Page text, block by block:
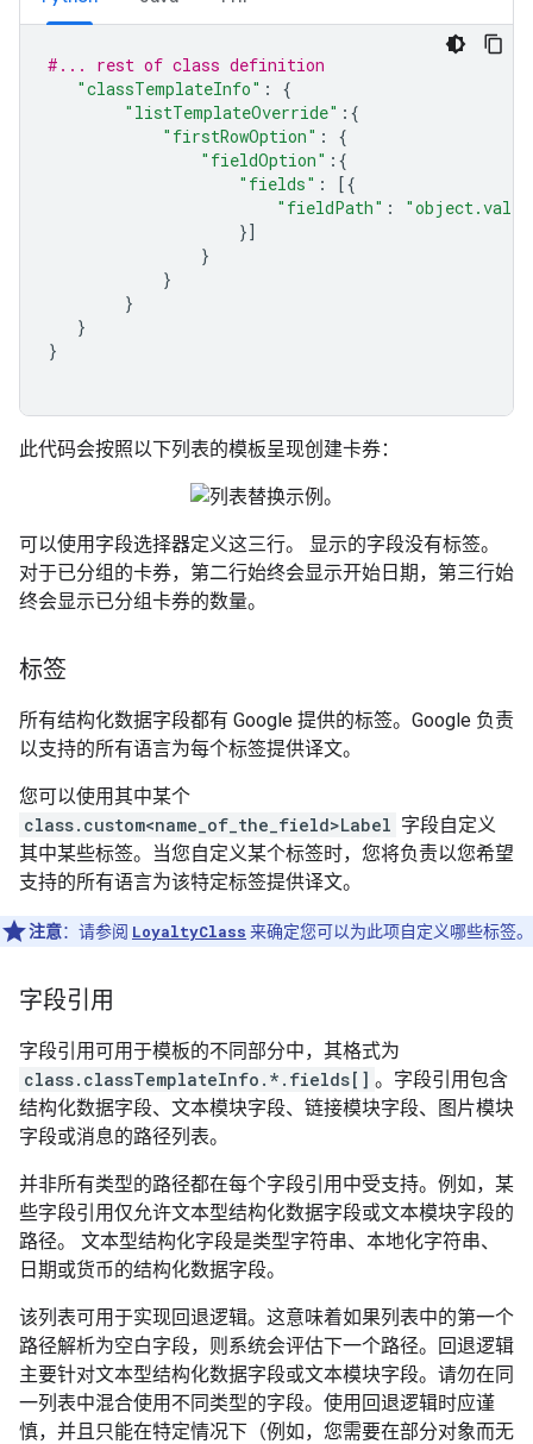
#... rest of class definition
"classTemplateInfo" :
{
"listTemplateOverride" :{
"firstRowOption" :
{
"fieldOption" :{
"fields" :
[{
"fieldPath" :
}]
}
}
}
}
}
此代码会按照以下列表的模板呈现创建卡券：
可以使用字段选择器定义这三行。 显示的字段没有标签。
对于已分组的卡券，第二行始终会显示开始日期，第三行始
终会显示已分组卡券的数量。
标签
所有结构化数据字段都有 Google 提供的标签。Google 负责
以支持的所有语言为每个标签提供译文。
您可以使用其中某个
class.custom<name_of_the_field>Label 字段自定义
其中某些标签。当您自定义某个标签时，您将负责以您希望
支持的所有语言为该特定标签提供译文。
注意：请参阅 LoyaltyClass 来确定您可以为此项自定义哪些标签。
字段引用
字段引用可用于模板的不同部分中，其格式为
class.classTemplateInfo.*.fields[] 。字段引用包含
结构化数据字段、文本模块字段、链接模块字段、图片模块
字段或消息的路径列表。
并非所有类型的路径都在每个字段引用中受支持。例如，某
些字段引用仅允许文本型结构化数据字段或文本模块字段的
路径。 文本型结构化字段是类型字符串、本地化字符串、
日期或货币的结构化数据字段。
该列表可用于实现回退逻辑。这意味着如果列表中的第一个
路径解析为空白字段，则系统会评估下一个路径。回退逻辑
主要针对文本型结构化数据字段或文本模块字段。请勿在同
一列表中混合使用不同类型的字段。使用回退逻辑时应谨
慎，并且只能在特定情况下（例如，您需要在部分对象而无